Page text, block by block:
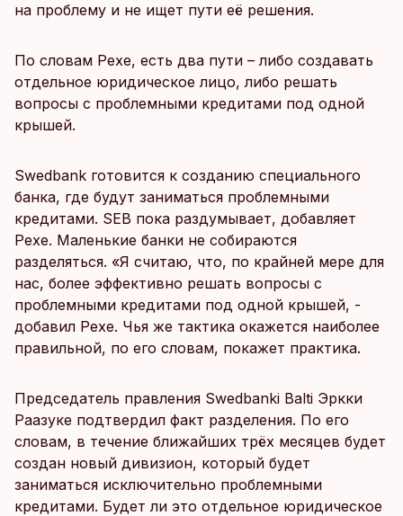
на проблему и не ищет пути её решения.
По словам Рехе, есть два пути – либо создавать
отдельное юридическое лицо, либо решать
вопросы с проблемными кредитами под одной
крышей.
Swedbank готовится к созданию специального
банка, где будут заниматься проблемными
кредитами. SEB пока раздумывает, добавляет
Рехе. Маленькие банки не собираются
разделяться. «Я считаю, что, по крайней мере для
нас, более эффективно решать вопросы с
проблемными кредитами под одной крышей, -
добавил Рехе. Чья же тактика окажется наиболее
правильной, по его словам, покажет практика.
Председатель правления Swedbanki Balti Эркки
Раазуке подтвердил факт разделения. По его
словам, в течение ближайших трёх месяцев будет
создан новый дивизион, который будет
заниматься исключительно проблемными
кредитами. Будет ли это отдельное юридическое